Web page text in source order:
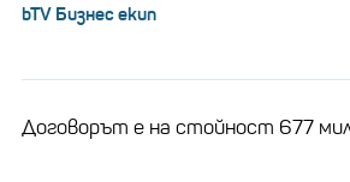
bTV Бизнес екип
Договорът е на стойност 677